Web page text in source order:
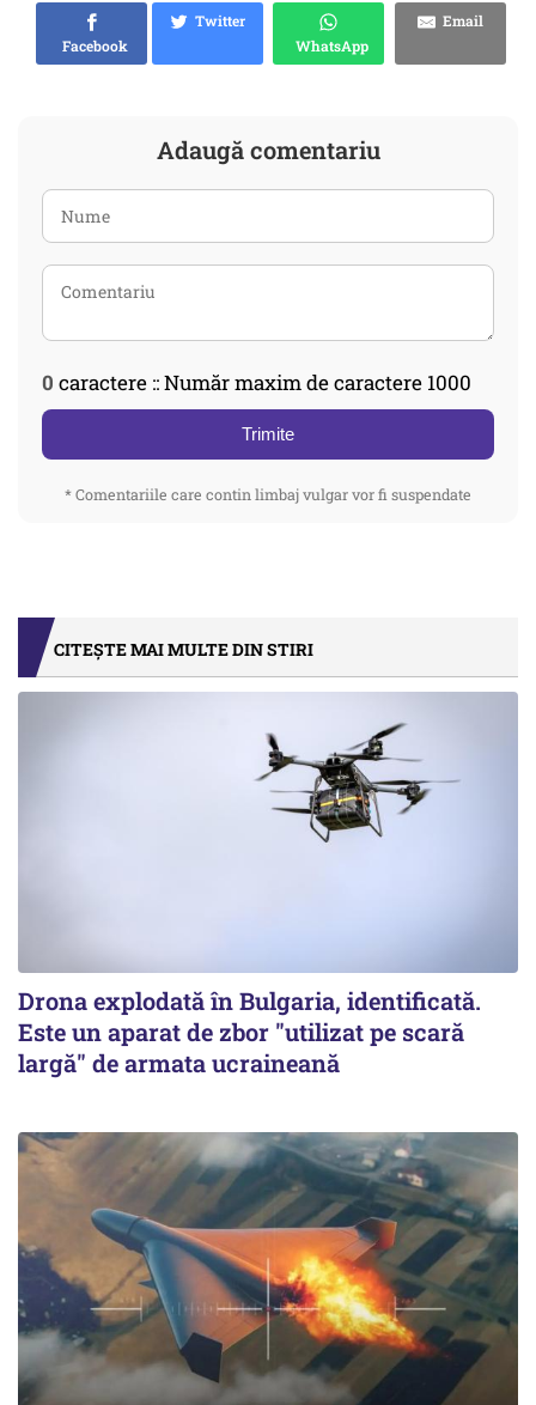
Facebook
Twitter
WhatsApp
Email
Adaugă comentariu
0 caractere :: Număr maxim de caractere 1000
Trimite
* Comentariile care contin limbaj vulgar vor fi suspendate
CITEȘTE MAI MULTE DIN STIRI
Drona explodată în Bulgaria, identificată.
Este un aparat de zbor "utilizat pe scară
largă" de armata ucraineană